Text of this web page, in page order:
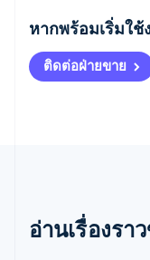
หากพร้อมเริ่มใช้
ติดต่อฝ่ายขาย
อ่านเรื่องรา
เขตบริหารพิเศษ
English简体中文
แคนาดา
EnglishFrançais
ญี่ปุ่น
日本語English